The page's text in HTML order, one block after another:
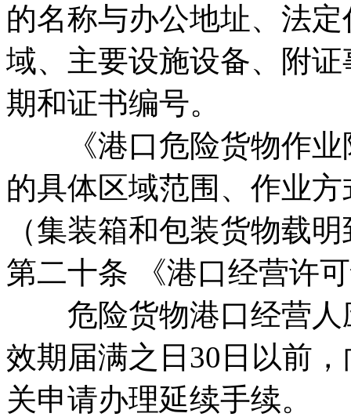
的名称与办公地址、法
域、主要设施设备、附
期和证书编号。
《港口危险货物作业
的具体区域范围、作业
（集装箱和包装货物载
第二十条 《港口经营许
危险货物港口经营人
效期届满之日30日以前
关申请办理延续手续。